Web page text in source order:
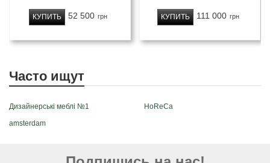
52 500 грн
КУПИТЬ 111 000 грн
КУПИТЬ
Часто ищут
Дизайнерські меблі №1
HoReCa
amsterdam